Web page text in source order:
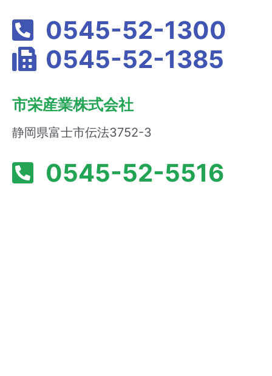
0545-52-1300
0545-52-1385
市栄産業株式会社
静岡県富士市伝法3752-3
0545-52-5516